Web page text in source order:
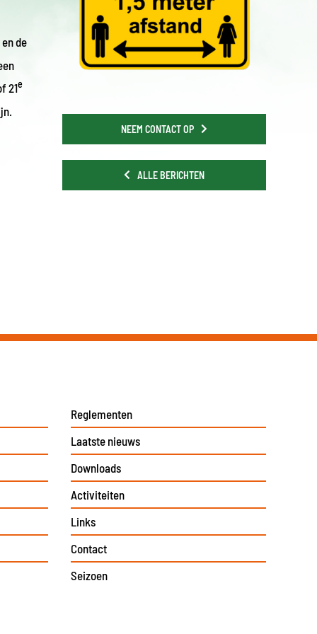
de
21e
NEEM CONTACT OP
ALLE BERICHTEN
Reglementen
Laatste nieuws
Downloads
Activiteiten
Links
Contact
Seizoen